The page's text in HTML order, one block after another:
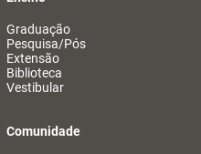
Graduação
Pesquisa/Pós
Extensão
Biblioteca
Vestibular
Comunidade